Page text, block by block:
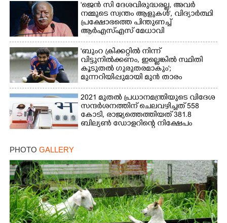
'ജെൻ സി ദേശവിരുദ്ധരല്ല, അവർ
നമ്മുടെ സ്വന്തം ആളുകൾ', വിദ്യാർത്ഥി
പ്രക്ഷോഭത്തെ പിന്തുണച്ച്
ആർഎസ്‌എസ് മേധാവി
'ബുംറ ക്രിക്കറ്റിൽ നിന്ന്
വിട്ടുനിൽക്കണം, ഇല്ലെങ്കിൽ സ്ഥിതി
കൂടുതൽ ഗുരുതരമാകും';
മുന്നറിയിപ്പുമായി മുൻ താരം
2021 മുതൽ പ്രധാനമന്ത്രിയുടെ വിദേശ
സന്ദർശനത്തിന് ചെലവഴിച്ചത് 558
കോടി, രാജ്യത്തെത്തിയത് 381.8
ബില്യൺ ഡോളറിന്റെ നിക്ഷേപം
PHOTO GALLERY